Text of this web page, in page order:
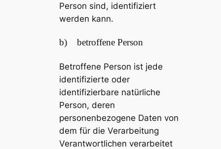
Person sind, identifiziert
werden kann.
b) betroffene Person
Betroffene Person ist jede
identifizierte oder
identifizierbare natürliche
Person, deren
personenbezogene Daten von
dem für die Verarbeitung
Verantwortlichen verarbeitet